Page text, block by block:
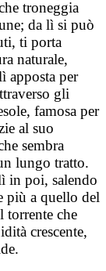
troneggia
da lì si può
ti porta
naturale,
apposta per
gli
famosa per
al suo
sembra
lungo tratto.
in poi, salendo
più a quello del
torrente che
crescente,